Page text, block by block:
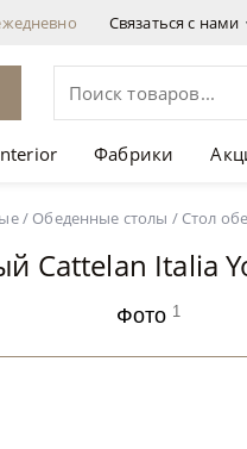
Связаться с нами
Фабрики
/ Обеденные столы / Стол
Cattelan Italia
Фото 1